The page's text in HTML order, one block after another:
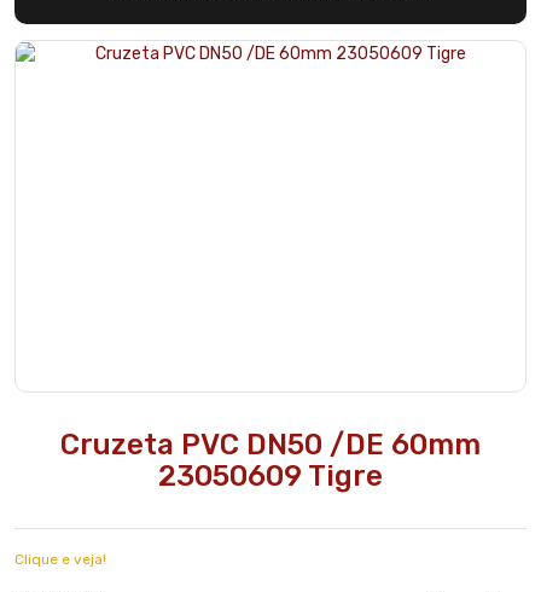
Cruzeta PVC DN50 /DE 60mm
23050609 Tigre
Clique e veja!